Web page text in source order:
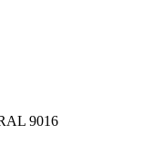
9016